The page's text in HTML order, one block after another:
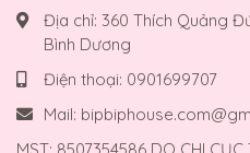
Địa chỉ: 360 Thích Quảng
Bình Dương
Điện thoại: 0901699707
Mail: